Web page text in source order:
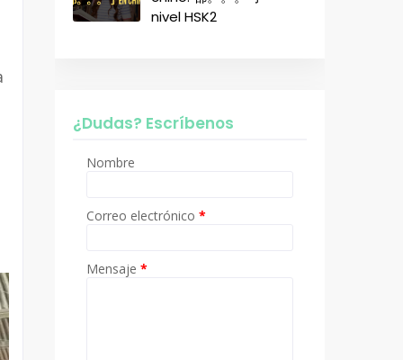
nivel HSK2
¿Dudas? Escríbenos
Nombre
Correo electrónico *
Mensaje *